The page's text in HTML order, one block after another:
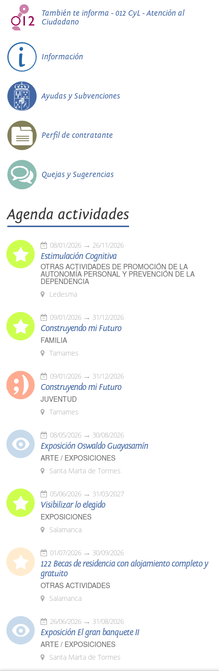
También te informa - 012 CyL - Atención al
Ciudadano
Información
Ayudas y Subvenciones
Perfil de contratante
Quejas y Sugerencias
Agenda actividades
08/01/2026 26/11/2026
Estimulación Cognitiva
OTRAS ACTIVIDADES DE PROMOCIÓN DE LA
AUTONOMÍA PERSONAL Y PREVENCIÓN DE LA
DEPENDENCIA
Ledesma
09/01/2026 31/12/2026
Construyendo mi Futuro
FAMILIA
Tamames
09/01/2026 31/12/2026
Construyendo mi Futuro
JUVENTUD
Tamames
08/05/2026 30/08/2026
Exposición Oswaldo Guayasamín
ARTE / EXPOSICIONES
Santa Marta de Tormes
05/06/2026 31/03/2027
Visibilizar lo elegido
EXPOSICIONES
Salamanca
01/07/2026 30/09/2026
122 Becas de residencia con alojamiento completo y
gratuito
OTRAS ACTIVIDADES
Salamanca
26/06/2026 31/08/2026
Exposición El gran banquete II
ARTE / EXPOSICIONES
Santa Marta de Tormes